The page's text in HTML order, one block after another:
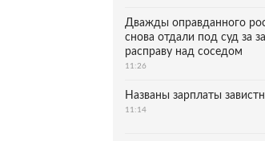
Дважды оправданного
снова отдали под суд за
расправу над соседом
11:26
Названы зарплаты
11:14